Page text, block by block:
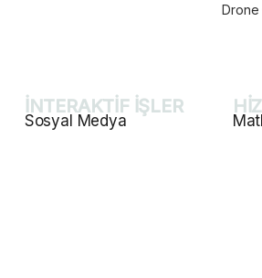
Drone
İNTERAKTİF İŞLER
Sosyal Medya